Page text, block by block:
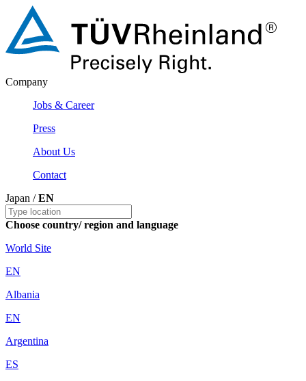
Company
Jobs & Career
Press
About Us
Contact
Japan /EN
Choose country/ region and language
World Site
EN
Albania
EN
Argentina
ES